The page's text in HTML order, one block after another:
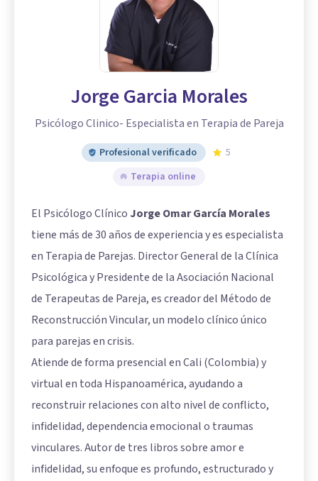
Jorge Garcia Morales
Psicólogo Clinico- Especialista en Terapia de Pareja
Profesional verificado
5
Terapia online
El Psicólogo Clínico Jorge Omar García Morales
tiene más de 30 años de experiencia y es especialista
en Terapia de Parejas. Director General de la Clínica
Psicológica y Presidente de la Asociación Nacional
de Terapeutas de Pareja, es creador del Método de
Reconstrucción Vincular, un modelo clínico único
para parejas en crisis.
Atiende de forma presencial en Cali (Colombia) y
virtual en toda Hispanoamérica, ayudando a
reconstruir relaciones con alto nivel de conflicto,
infidelidad, dependencia emocional o traumas
vinculares. Autor de tres libros sobre amor e
infidelidad, su enfoque es profundo, estructurado y